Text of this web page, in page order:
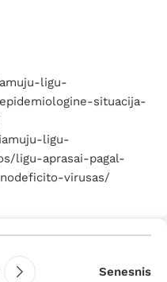
ligu-
situacija-
ligu-
ligu-aprasai-pagal-
virusas/
Senesnis